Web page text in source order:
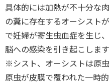
具体的には加熱が不十分な
の糞に存在するオーシスト
で妊婦が寄生虫血症を生じ
脳への感染を引き起こします
※シスト、オーシストは原
原虫が皮膜で覆われた一時